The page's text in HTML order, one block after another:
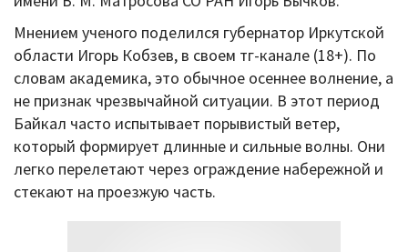
Мнением ученого поделился губернатор Иркутской
области Игорь Кобзев, в своем тг-канале (18+). По
словам академика, это обычное осеннее волнение, а
не признак чрезвычайной ситуации. В этот период
Байкал часто испытывает порывистый ветер,
который формирует длинные и сильные волны. Они
легко перелетают через ограждение набережной и
стекают на проезжую часть.